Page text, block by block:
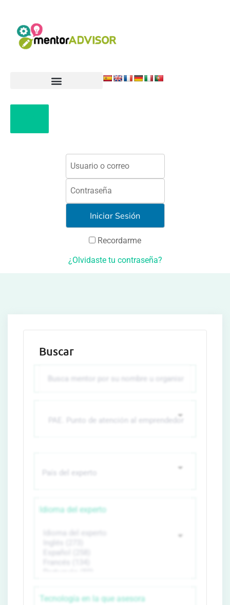
Recordarme
¿Olvidaste tu contraseña?
Buscar
Idioma del experto
Tecnología en la que asesora